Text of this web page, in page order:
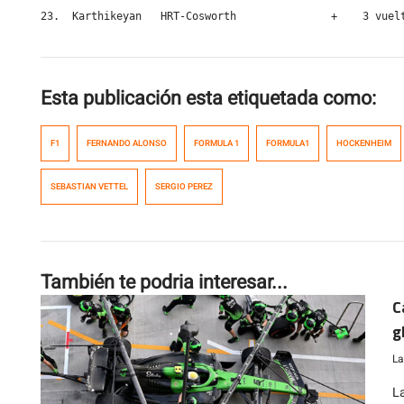
23.  Karthikeyan   HRT-Cosworth               +    3
Esta publicación esta etiquetada como:
F1 FERNANDO ALONSO FORMULA 1 FORMULA1 HOCKENHEIM
SEBASTIAN VETTEL SERGIO PEREZ
También te podria interesar...